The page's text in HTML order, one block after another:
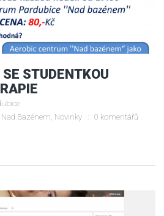
STUDENTKOU
Nad Bazénem Novinky 0 komentářů